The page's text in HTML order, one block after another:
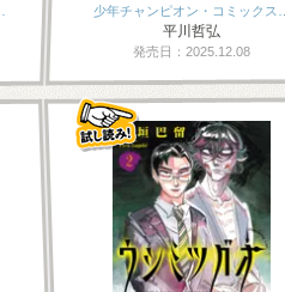
少年チャンピオン・コミックス…
平川哲弘
発売日：2025.12.08